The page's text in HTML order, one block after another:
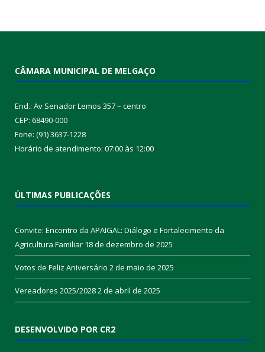
CÂMARA MUNICIPAL DE MELGAÇO
End.: Av Senador Lemos 357 – centro
CEP: 68490-000
Fone: (91) 3637-1228
Horário de atendimento: 07:00 às 12:00
ÚLTIMAS PUBLICAÇÕES
Convite: Encontro da APAIGAL: Diálogo e Fortalecimento da
Agricultura Familiar 18 de dezembro de 2025
Votos de Feliz Aniversário 2 de maio de 2025
Vereadores 2025/20282 de abril de 2025
DESENVOLVIDO POR CR2